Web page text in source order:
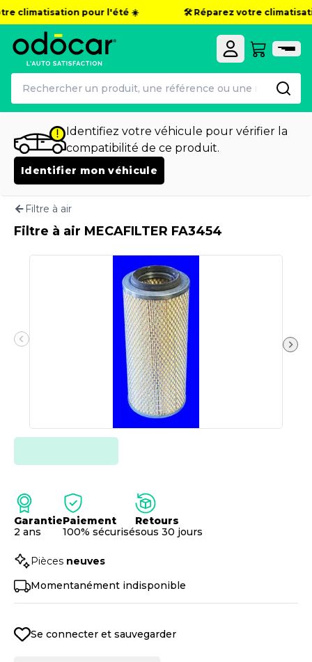
climatisation pour l'été ☀️ 🛠️ Réparez votre
Identifiez votre véhicule pour vérifier la
compatibilité de ce produit.
Identifier mon véhicule
Filtre à air
Filtre à air MECAFILTER FA3454
Garantie
2 ans
Paiement
100% sécurisé
Retours
sous 30 jours
Pièces neuves
Momentanément indisponible
Se connecter et sauvegarder